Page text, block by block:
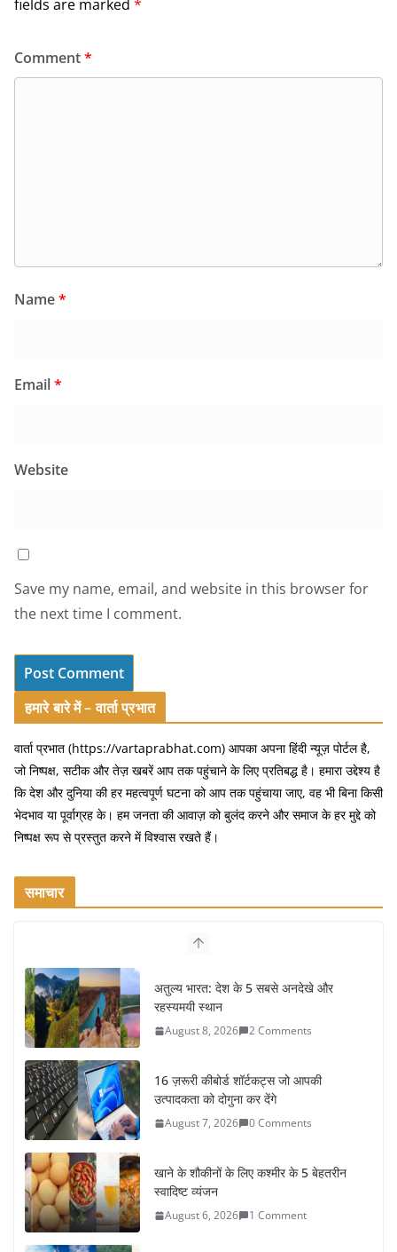
fields are marked *
Comment*
Name*
Email*
Website
Save my name, email, and website in this browser for
the next time I comment.
हमारे बारे में – वार्ता प्रभात
वार्ता प्रभात (https://vartaprabhat.com) आपका अपना हिंदी न्यूज़ पोर्टल है,
जो निष्पक्ष, सटीक और तेज़ खबरें आप तक पहुंचाने के लिए प्रतिबद्ध है। हमारा उद्देश्य है
कि देश और दुनिया की हर महत्वपूर्ण घटना को आप तक पहुंचाया जाए, वह भी बिना किसी
भेदभाव या पूर्वाग्रह के। हम जनता की आवाज़ को बुलंद करने और समाज के हर मुद्दे को
निष्पक्ष रूप से प्रस्तुत करने में विश्वास रखते हैं।
समाचार
16 ज़रूरी कीबोर्ड शॉर्टकट्स जो आपकी
उत्पादकता को दोगुना कर देंगे
August 7, 2026 0 Comments
खाने के शौकीनों के लिए कश्मीर के 5 बेहतरीन
स्वादिष्ट व्यंजन
August 6, 2026 1 Comment
भारत की सबसे खूबसूरत सड़क यात्राएँ:
दार्जिलिंग से लद्दाख तक का सफर
August 5, 2026 0 Comments